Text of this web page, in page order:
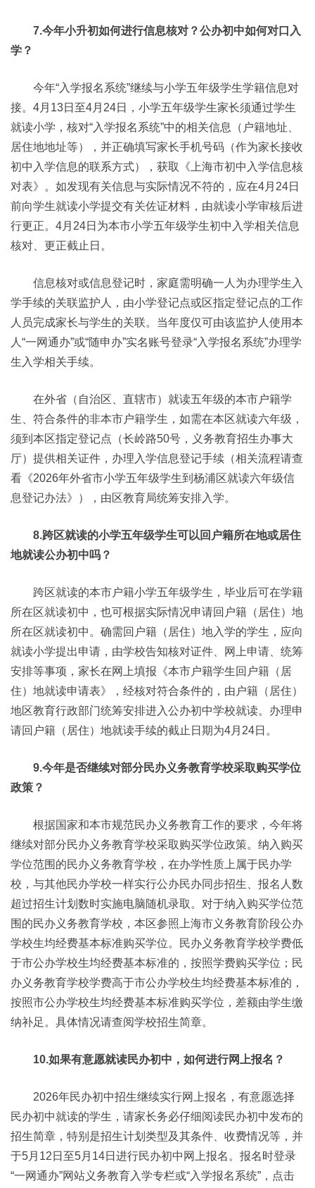
7.今年小升初如何进行信息核对？公办初中如何对口入
学？
今年“入学报名系统”继续与小学五年级学生学籍信息对
接。4月13日至4月24日，小学五年级学生家长须通过学生
就读小学，核对“入学报名系统”中的相关信息（户籍地址、
居住地地址等），并正确填写家长手机号码（作为家长接收
初中入学信息的联系方式），获取《上海市初中入学信息核
对表》。如发现有关信息与实际情况不符的，应在4月24日
前向学生就读小学提交有关佐证材料，由就读小学审核后进
行更正。4月24日为本市小学五年级学生初中入学相关信息
核对、更正截止日。
信息核对或信息登记时，家庭需明确一人为办理学生入
学手续的关联监护人，由小学登记点或区指定登记点的工作
人员完成家长与学生的关联。当年度仅可由该监护人使用本
人“一网通办”或“随申办”实名账号登录“入学报名系统”办理学
生入学相关手续。
在外省（自治区、直辖市）就读五年级的本市户籍学
生、符合条件的非本市户籍学生，如需在本区就读六年级，
须到本区指定登记点（长岭路50号，义务教育招生办事大
厅）提供相关证件，办理入学信息登记手续（相关流程请查
看《2026年外省市小学五年级学生到杨浦区就读六年级信
息登记办法》），由区教育局统筹安排入学。
8.跨区就读的小学五年级学生可以回户籍所在地或居住
地就读公办初中吗？
跨区就读的本市户籍小学五年级学生，毕业后可在学籍
所在区就读初中，也可根据实际情况申请回户籍（居住）地
所在区就读初中。确需回户籍（居住）地入学的学生，应向
就读小学提出申请，由学校告知核对证件、网上申请、统筹
安排等事项，家长在网上填报《本市户籍学生回户籍（居
住）地就读申请表》，经核对符合条件的，由户籍（居住）
地区教育行政部门统筹安排进入公办初中学校就读。办理申
请回户籍（居住）地就读手续的截止日期为4月24日。
9.今年是否继续对部分民办义务教育学校采取购买学位
政策？
根据国家和本市规范民办义务教育工作的要求，今年将
继续对部分民办义务教育学校采取购买学位政策。纳入购买
学位范围的民办义务教育学校，在办学性质上属于民办学
校，与其他民办学校一样实行公办民办同步招生、报名人数
超过招生计划数时实施电脑随机录取。对于纳入购买学位范
围的民办义务教育学校，本区参照上海市义务教育阶段公办
学校生均经费基本标准购买学位。民办义务教育学校学费低
于市公办学校生均经费基本标准的，按照学费购买学位；民
办义务教育学校学费高于市公办学校生均经费基本标准的，
按照市公办学校生均经费基本标准购买学位，差额由学生缴
纳补足。具体情况请查阅学校招生简章。
10.如果有意愿就读民办初中，如何进行网上报名？
2026年民办初中招生继续实行网上报名，有意愿选择
民办初中就读的学生，请家长务必仔细阅读民办初中发布的
招生简章，特别是招生计划类型及其条件、收费情况等，并
于5月12日至5月14日进行民办初中网上报名。报名时登录
“一网通办”网站义务教育入学专栏或“入学报名系统”，点击